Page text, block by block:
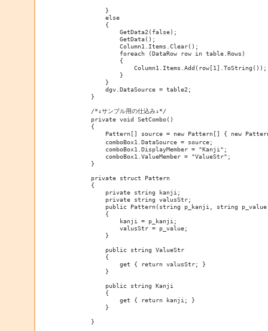
            }
            else
            {
                GetData2(false);
                GetData();
                Column1.Items.Clear();
                foreach (DataRow row in table.Rows)
                {
                    Column1.Items.Add(row[1].ToString());
                }
            }
            dgv.DataSource = table2;
        }
        /*↓サンプル用の仕込み↓*/
        private void SetCombo()
        {
Pattern[] source = new Pattern[] { new
            comboBox1.DataSource = source;
            comboBox1.DisplayMember = "Kanji";
            comboBox1.ValueMember = "ValueStr";
        }
        private struct Pattern
        {
            private string kanji;
            private string valusStr;
public Pattern(string p_kanji, string
            {
                kanji = p_kanji;
                valusStr = p_value;
            }
            public string ValueStr
            {
                get { return valusStr; }
            }
            public string Kanji
            {
                get { return kanji; }
            }
        }